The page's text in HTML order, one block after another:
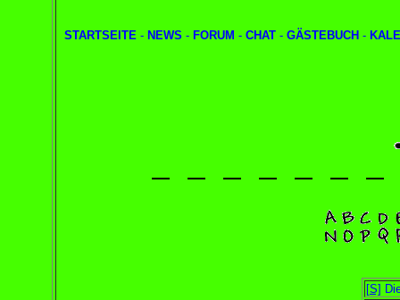
STARTSEITE - NEWS - FORUM - CHAT - GÄSTEBUCH -
[S]